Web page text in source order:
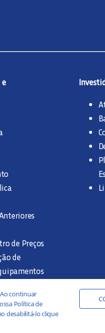
de Preços
de
Interna
continuar
Política de
desabilitá-lo clique